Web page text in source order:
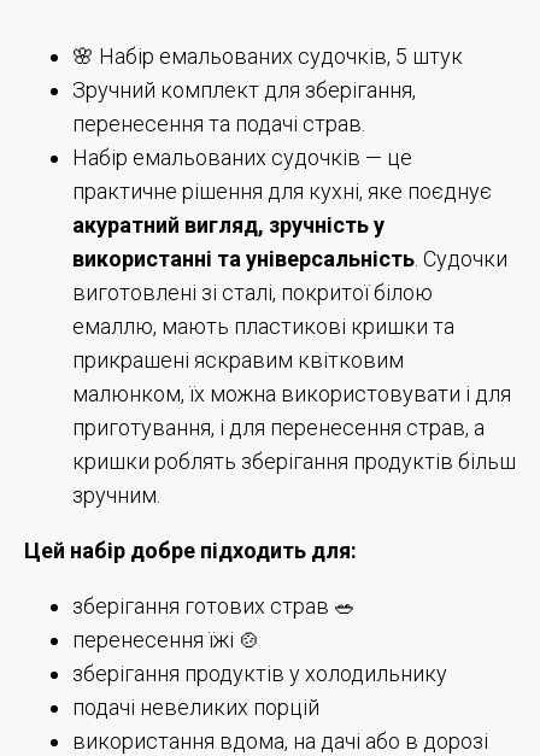
🌸 Набір емальованих судочків, 5 штук
Зручний комплект для зберігання,
перенесення та подачі страв.
Набір емальованих судочків — це
практичне рішення для кухні, яке поєднує
акуратний вигляд, зручність у
використанні та універсальність . Судочки
виготовлені зі сталі, покритої білою
емаллю, мають пластикові кришки та
прикрашені яскравим квітковим
малюнком, їх можна використовувати і для
приготування, і для перенесення страв, а
кришки роблять зберігання продуктів більш
зручним.
Цей набір добре підходить для:
зберігання готових страв 🥗
перенесення їжі 🍲
зберігання продуктів у холодильнику
подачі невеликих порцій
використання вдома, на дачі або в дорозі